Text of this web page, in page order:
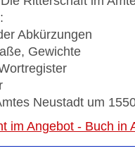
Abkürzungen
Gewichte
Neustadt um
im Angebot - Buch in